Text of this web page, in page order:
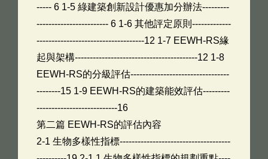
----- 6 1-5 綠建築創新設計優惠加分辦法---------
------------------------ 6 1-6 其他評定原則-------------
------------------------------------12 1-7 EEWH-RS緣
起與架構-----------------------------------------12 1-8
EEWH-RS的分級評估---------------------------------
--------15 1-9 EEWH-RS的建築能效評估---------
---------------------------16
第二篇 EEWH-RS的評估內容
2-1 生物多樣性指標-------------------------------------